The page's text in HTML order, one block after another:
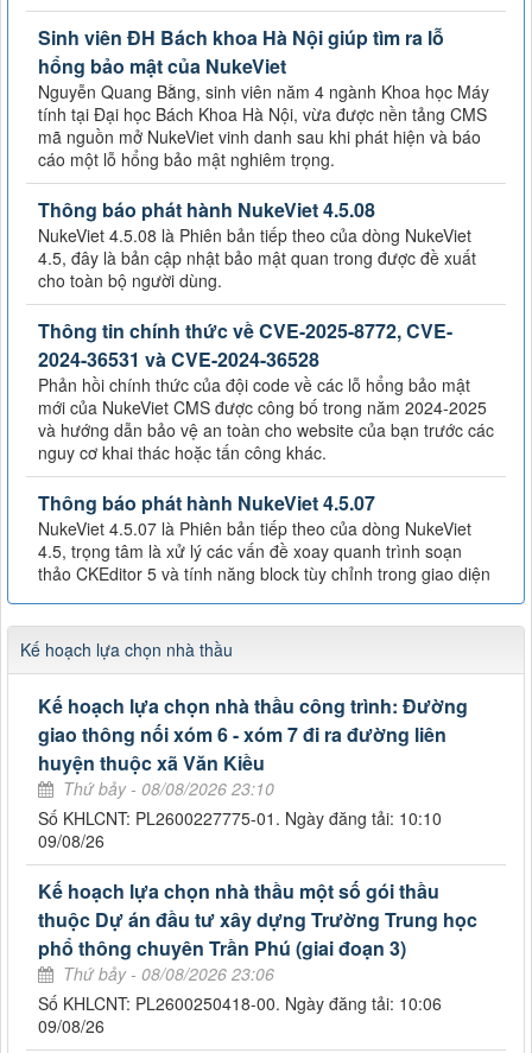
Sinh viên ĐH Bách khoa Hà Nội giúp tìm ra lỗ
hổng bảo mật của NukeViet
Nguyễn Quang Bằng, sinh viên năm 4 ngành Khoa học Máy
tính tại Đại học Bách Khoa Hà Nội, vừa được nền tảng CMS
mã nguồn mở NukeViet vinh danh sau khi phát hiện và báo
cáo một lỗ hổng bảo mật nghiêm trọng.
Thông báo phát hành NukeViet 4.5.08
NukeViet 4.5.08 là Phiên bản tiếp theo của dòng NukeViet
4.5, đây là bản cập nhật bảo mật quan trong được đề xuất
cho toàn bộ người dùng.
Thông tin chính thức về CVE-2025-8772, CVE-
2024-36531 và CVE-2024-36528
Phản hồi chính thức của đội code về các lỗ hổng bảo mật
mới của NukeViet CMS được công bố trong năm 2024-2025
và hướng dẫn bảo vệ an toàn cho website của bạn trước các
nguy cơ khai thác hoặc tấn công khác.
Thông báo phát hành NukeViet 4.5.07
NukeViet 4.5.07 là Phiên bản tiếp theo của dòng NukeViet
4.5, trọng tâm là xử lý các vấn đề xoay quanh trình soạn
thảo CKEditor 5 và tính năng block tùy chỉnh trong giao diện
Kế hoạch lựa chọn nhà thầu
Kế hoạch lựa chọn nhà thầu công trình: Đường
giao thông nối xóm 6 - xóm 7 đi ra đường liên
huyện thuộc xã Văn Kiều
Thứ bảy - 08/08/2026 23:10
Số KHLCNT: PL2600227775-01. Ngày đăng tải: 10:10
09/08/26
Kế hoạch lựa chọn nhà thầu một số gói thầu
thuộc Dự án đầu tư xây dựng Trường Trung học
phổ thông chuyên Trần Phú (giai đoạn 3)
Thứ bảy - 08/08/2026 23:06
Số KHLCNT: PL2600250418-00. Ngày đăng tải: 10:06
09/08/26